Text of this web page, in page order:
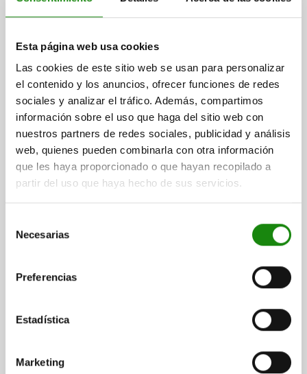
Esta página web usa cookies
Las cookies de este sitio web se usan para personalizar
el contenido y los anuncios, ofrecer funciones de redes
sociales y analizar el tráfico. Además, compartimos
información sobre el uso que haga del sitio web con
nuestros partners de redes sociales, publicidad y análisis
web, quienes pueden combinarla con otra información
que les haya proporcionado o que hayan recopilado a
partir del uso que haya hecho de sus servicios.
Necesarias
Preferencias
Estadística
Marketing
B1=7,8 ALTURA=7,2 H1=1,75 H2=0,8 LONGITUD=22
$12.58
más IVA.
más gastos de envío
DETALLES
07073
ANCHURA=13,5
Referencia:
$12.58
más IVA.
DETALLES